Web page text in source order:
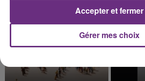
0h09
0h09 0h06
0h06
Gérer mes choix
Accepter et fermer